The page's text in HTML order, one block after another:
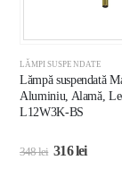
LĂMPI SUSPENDATE
Lămpă suspendată
Aluminiu, Alamă,
L12W3K-BS
348lei 316lei